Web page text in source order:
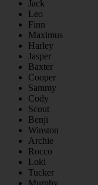
Jack
Leo
Finn
Maximus
Harley
Jasper
Baxter
Cooper
Sammy
Cody
Scout
Benji
Winston
Archie
Rocco
Loki
Tucker
Murphy